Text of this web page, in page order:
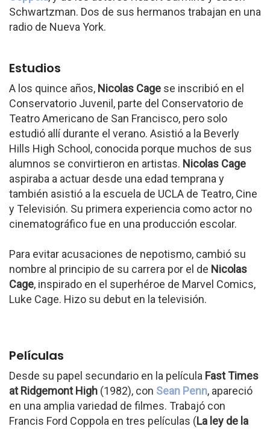
Schwartzman. Dos de sus hermanos trabajan en una
radio de Nueva York.
Estudios
A los quince años, Nicolas Cage se inscribió en el
Conservatorio Juvenil, parte del Conservatorio de
Teatro Americano de San Francisco, pero solo
estudió allí durante el verano. Asistió a la Beverly
Hills High School, conocida porque muchos de sus
alumnos se convirtieron en artistas. Nicolas Cage
aspiraba a actuar desde una edad temprana y
también asistió a la escuela de UCLA de Teatro, Cine
y Televisión. Su primera experiencia como actor no
cinematográfico fue en una producción escolar.
Para evitar acusaciones de nepotismo, cambió su
nombre al principio de su carrera por el de Nicolas
Cage, inspirado en el superhéroe de Marvel Comics,
Luke Cage. Hizo su debut en la televisión.
Películas
Desde su papel secundario en la película Fast Times
at Ridgemont High (1982), con Sean Penn, apareció
en una amplia variedad de filmes. Trabajó con
Francis Ford Coppola en tres películas (La ley de la